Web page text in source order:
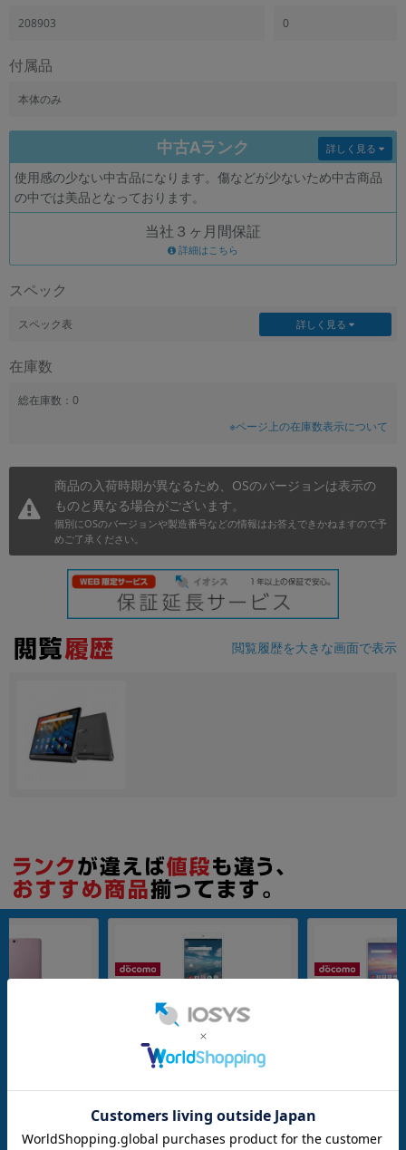
208903 0
付属品
本体のみ
中古Aランク
使用感の少ない中古品になります。傷などが少ないため中古商品
の中では美品となっております。
詳しく見る
当社３ヶ月間保証
詳細はこちら
スペック
スペック表 詳しく見る
在庫数
総在庫数：0
※ページ上の在庫数表示について
商品の入荷時期が異なるため、OSのバージョンは表示の
ものと異なる場合がございます。
個別にOSのバージョンや製造番号などの情報はお答えできかねますので予
めご了承ください。
閲覧履歴を大きな画面で表示
2,980 円 (税込)
【SIMロック解除済】docomo dtab
compact d-02K Silver
メーカー：Huawei
付属品: 本体のみ
中古Cランク 3,980 円 (税込)
付属品: 本体のみ
中古Cランク
ドライブの絞り込み
ランク
CPU
CPUの絞り込み
価格
月 から
各項目のチェックボックスは「or検索」となります。
ただし機能別のみ「and検索」となります。